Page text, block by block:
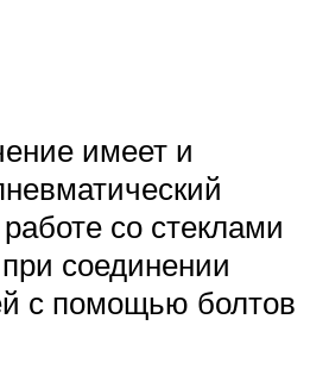
имеет и
со стеклами
соединении
с помощью болтов